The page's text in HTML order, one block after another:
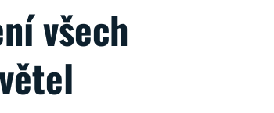
všech